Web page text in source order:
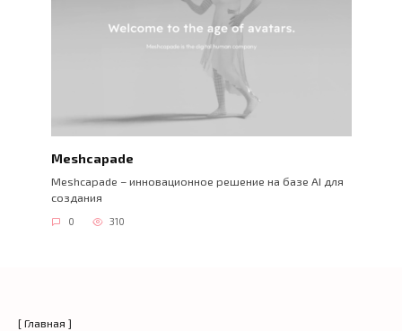
Meshcapade
Meshcapade – инновационное решение на базе AI для
создания
0 310
[ Главная ]